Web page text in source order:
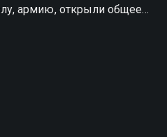
армию, открыли общее
жизнь. Казалось, вместе
всплывает
Один удар — и сорок
Теперь это не
Началось. «Война